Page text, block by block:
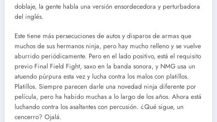
doblaje, la gente habla una versión ensordecedora y perturbadora
del inglés. ‎
‎Este tiene más persecuciones de autos y disparos de armas que
muchos de sus hermanos ninja, pero hay mucho relleno y se vuelve
aburrido periódicamente. Pero en el lado positivo, está el requisito
previo Final Field Fight, saxo en la banda sonora, y NMG usa un
atuendo púrpura esta vez y lucha contra los malos con platillos.
Platillos. Siempre parecen darle una novedad ninja diferente por
película, pero ha habido muchas a lo largo de los años. Ahora está
luchando contra los asaltantes con percusión. ¿Qué sigue, un
cencerro? Ojalá. ‎